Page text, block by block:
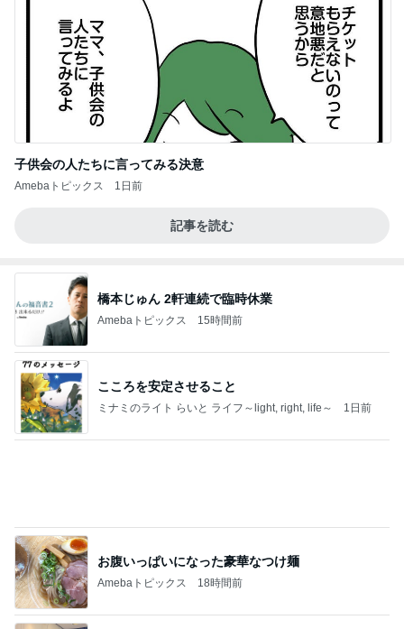
子供会の人たちに言ってみる決意
Amebaトピックス 1日前
記事を読む
橋本じゅん 2軒連続で臨時休業
Amebaトピックス 15時間前
こころを安定させること
ミナミのライト らいと ライフ～light, right, life～ 1日前
お腹いっぱいになった豪華なつけ麺
Amebaトピックス 18時間前